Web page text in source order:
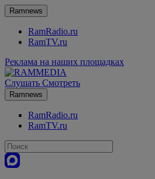
Ramnews
RamRadio.ru
RamTV.ru
Реклама на наших площадках
Слушать Смотреть
Ramnews
RamRadio.ru
RamTV.ru